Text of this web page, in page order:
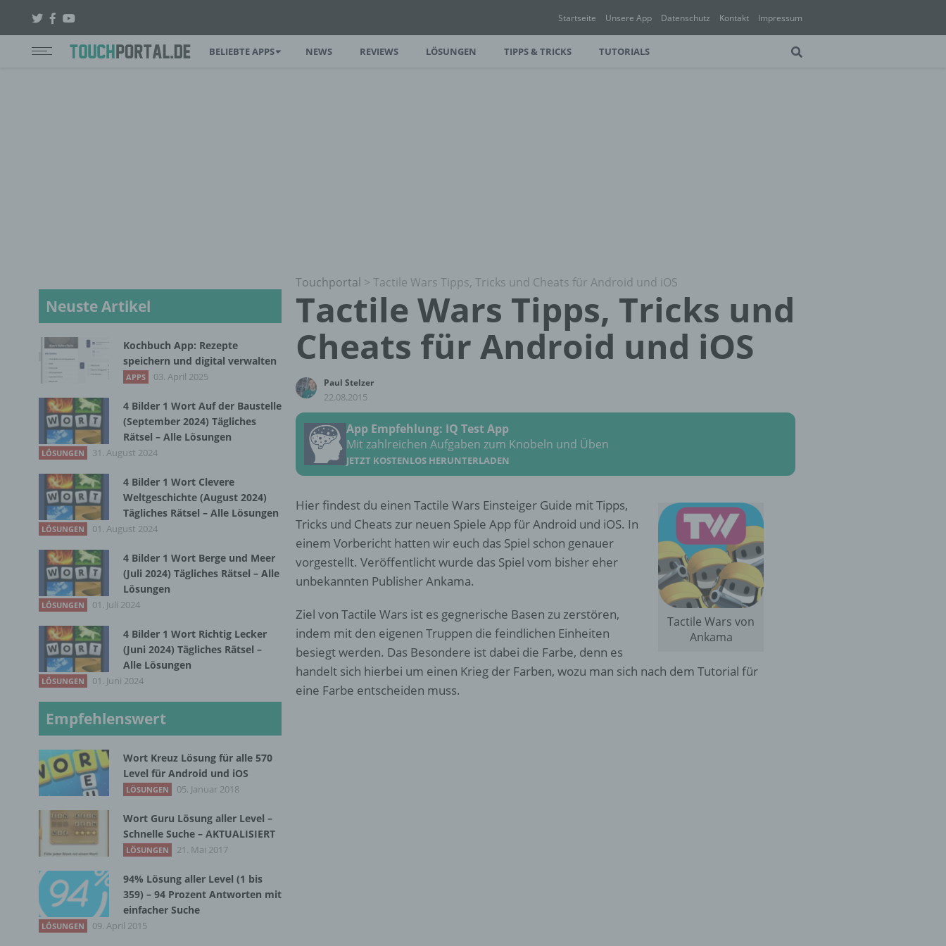
Startseite Unsere App Datenschutz Kontakt Impressum
BELIEBTE APPS NEWS REVIEWS LÖSUNGEN TIPPS & TRICKS TUTORIALS
Touchportal > Tactile Wars Tipps, Tricks und Cheats für Android und iOS
Tactile Wars Tipps, Tricks und
Cheats für Android und iOS
Paul Stelzer
22.08.2015
App Empfehlung: IQ Test App
Mit zahlreichen Aufgaben zum Knobeln und Üben
JETZT KOSTENLOS HERUNTERLADEN
Tactile Wars von
Ankama
Hier findest du einen Tactile Wars Einsteiger Guide mit Tipps,
Tricks und Cheats zur neuen Spiele App für Android und iOS. In
einem Vorbericht hatten wir euch das Spiel schon genauer
vorgestellt. Veröffentlicht wurde das Spiel vom bisher eher
unbekannten Publisher Ankama.
Ziel von Tactile Wars ist es gegnerische Basen zu zerstören,
indem mit den eigenen Truppen die feindlichen Einheiten
besiegt werden. Das Besondere ist dabei die Farbe, denn es
handelt sich hierbei um einen Krieg der Farben, wozu man sich nach dem Tutorial für
eine Farbe entscheiden muss.
Neuste Artikel
Kochbuch App: Rezepte
speichern und digital verwalten
APPS 03. April 2025
4 Bilder 1 Wort Auf der Baustelle
(September 2024) Tägliches
Rätsel – Alle Lösungen
LÖSUNGEN 31. August 2024
4 Bilder 1 Wort Clevere
Weltgeschichte (August 2024)
Tägliches Rätsel – Alle Lösungen
LÖSUNGEN 01. August 2024
4 Bilder 1 Wort Berge und Meer
(Juli 2024) Tägliches Rätsel – Alle
Lösungen
LÖSUNGEN 01. Juli 2024
4 Bilder 1 Wort Richtig Lecker
(Juni 2024) Tägliches Rätsel –
Alle Lösungen
LÖSUNGEN 01. Juni 2024
Empfehlenswert
Wort Kreuz Lösung für alle 570
Level für Android und iOS
LÖSUNGEN 05. Januar 2018
Wort Guru Lösung aller Level –
Schnelle Suche – AKTUALISIERT
LÖSUNGEN 21. Mai 2017
94% Lösung aller Level (1 bis
359) – 94 Prozent Antworten mit
einfacher Suche
LÖSUNGEN 09. April 2015